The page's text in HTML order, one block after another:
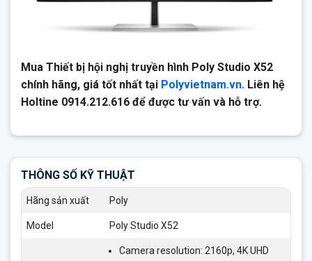
Mua Thiết bị hội nghị truyền hình Poly Studio X52
chính hãng, giá tốt nhất tại Polyvietnam.vn. Liên hệ
Holtine 0914.212.616 để được tư vấn và hỗ trợ.
THÔNG SỐ KỸ THUẬT
Hãng sản xuất Poly
Model Poly Studio X52
Camera resolution: 2160p, 4K UHD